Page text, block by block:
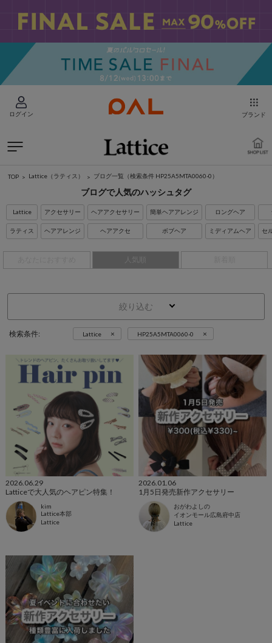
ログイン ブランド
TOP Lattice（ラティス） ブログ一覧 （検索条件 HP25A5MTA0060-0）
ブログで人気のハッシュタグ
Lattice
ラティス
アクセサリー
ヘアアレンジ
ヘアアクセサリー
ヘアアクセ
簡単ヘアアレンジ
ボブヘア
ロングヘア
ミディアムヘア セ
人気順
絞り込む
検索条件: Lattice × HP25A5MTA0060-0 ×
2026.06.29
Latticeで大人気のヘアピン特集！
kim
Lattice本部
Lattice
2026.01.06
1月5日発売新作アクセサリー
おがわよしの
イオンモール広島府中店
Lattice